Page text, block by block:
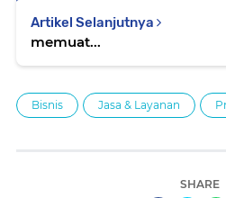
Artikel Selanjutnya
memuat...
Bisnis Jasa & Layanan
SHARE